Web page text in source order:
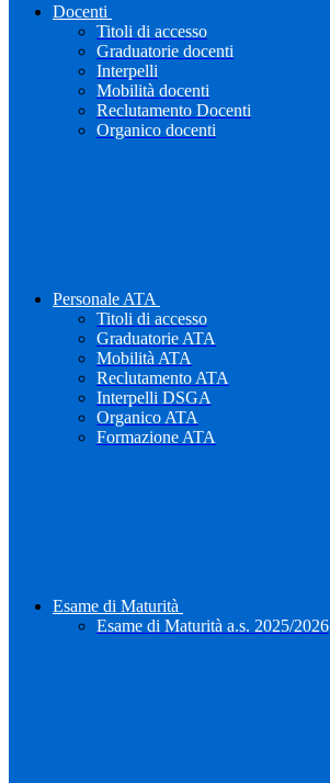
Docenti
Titoli di accesso
Graduatorie docenti
Interpelli
Mobilità docenti
Reclutamento Docenti
Organico docenti
Personale ATA
Titoli di accesso
Graduatorie ATA
Mobilità ATA
Reclutamento ATA
Interpelli DSGA
Organico ATA
Formazione ATA
Esame di Maturità
Esame di Maturità a.s. 2025/2026